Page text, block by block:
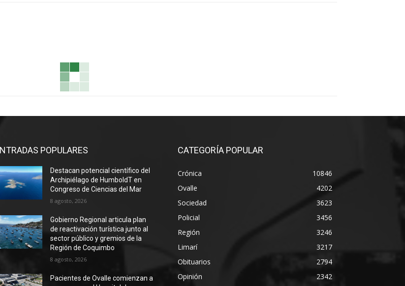
POPULARES
Destacan potencial científico del
Archipiélago de HumboldT en
Congreso de Ciencias del Mar
8 agosto, 2026
Gobierno Regional articula plan
de reactivación turística junto al
sector público y gremios de la
Región de Coquimbo
8 agosto, 2026
Pacientes de Ovalle comienzan a
CATEGORÍA POPULAR
Crónica
10846
Ovalle
4202
Sociedad
3623
Policial
3456
Región
3246
Limarí
3217
Obituarios
2794
Opinión
2342